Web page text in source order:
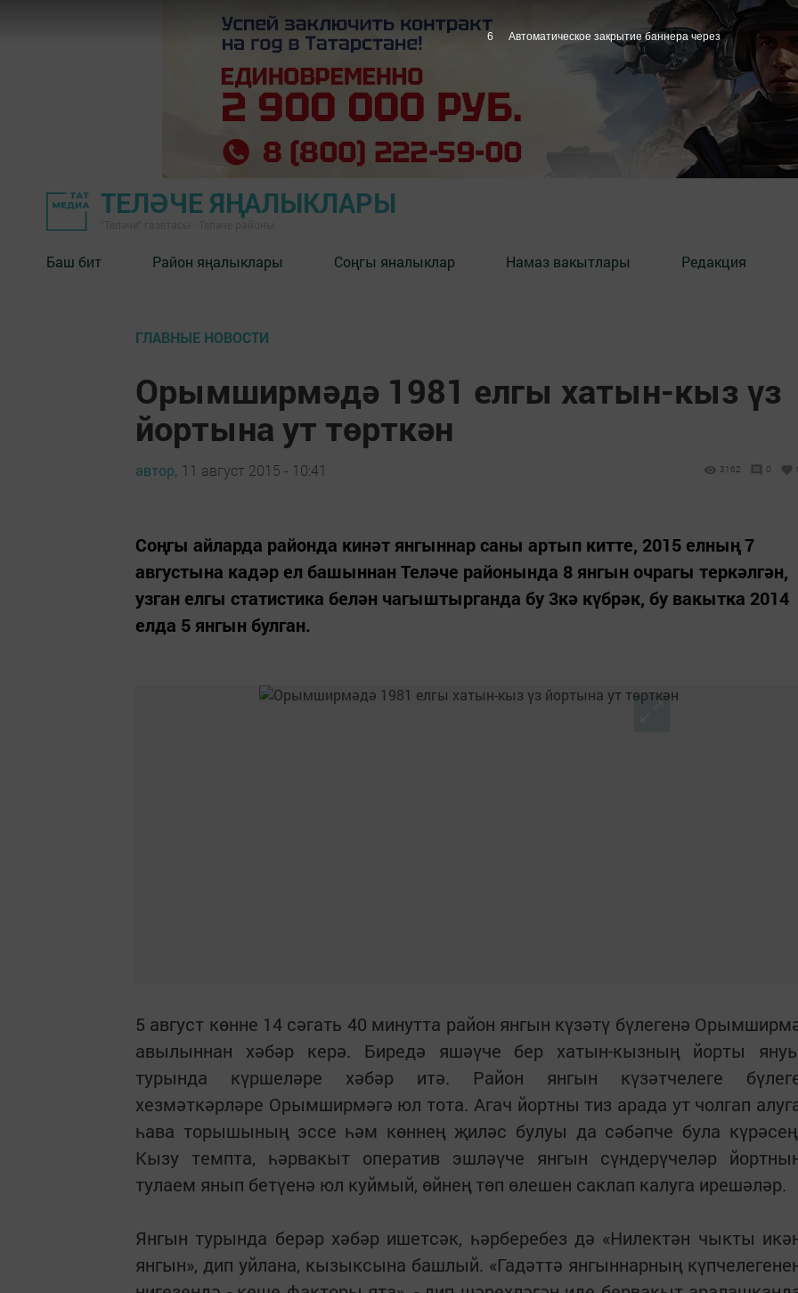
ТЕЛӘЧЕ ЯҢАЛЫКЛАРЫ
Баш бит Район яңалыклары Соңгы яналыклар Намаз вакытлары Редакция
ГЛАВНЫЕ НОВОСТИ
Орымширмәдә 1981 елгы хатын-кыз үз
йортына ут төрткән
автор, 11 август 2015 - 10:41 3162 0
Соңгы айларда районда кинәт янгыннар саны артып китте, 2015 елның 7
августына кадәр ел башыннан Теләче районында 8 янгын очрагы теркәлгән,
узган елгы статистика белән чагыштырганда бу 3кә күбрәк, бу вакытка 2014
елда 5 янгын булган.
5 август көнне 14 сәгать 40 минутта район янгын күзәтү бүлегенә
авылыннан хәбәр керә. Биредә яшәүче бер хатын-кызның йорты
турында күршеләре хәбәр итә. Район янгын күзәтчелеге
хезмәткәрләре Орымширмәгә юл тота. Агач йортны тиз арада ут чолгап
һава торышының эссе һәм көннең җиләс булуы да сәбәпче була
Кызу темпта, һәрвакыт оператив эшләүче янгын сүндерүчеләр
тулаем янып бетүенә юл куймый, өйнең төп өлешен саклап калуга ирешәләр.
Янгын турында берәр хәбәр ишетсәк, һәрберебез дә «Нилектән чыкты
янгын», дип уйлана, кызыксына башлый. «Гадәттә янгыннарның
5 Автоматическое закрытие баннера через